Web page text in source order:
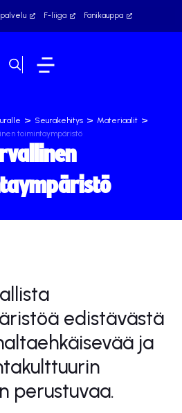
F-liiga Fanikauppa
> Seurakehitys > Materiaalit >
toimintaympäristö
edistävästä
ja
perustuvaa.